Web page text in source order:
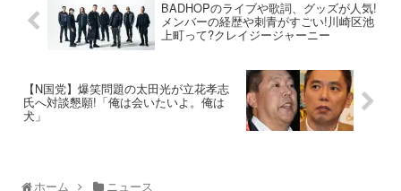
BADHOPのライブや歌詞、グッズが人気!
メンバーの経歴や刺青がすごい!川崎区池
上町って?クレイジージャーニー
【N国党】爆笑問題の太田光が立花孝志
氏へ対談懇願!「俺は会いたいよ。俺は
犬」
ホーム ニュース